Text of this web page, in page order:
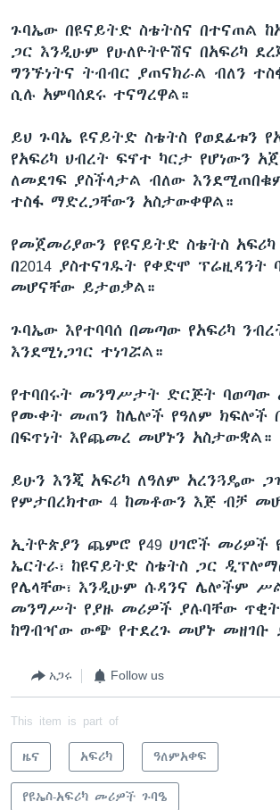
ጉባኤው በዩናይትድ ስቴትስና በተናጠል
ጋር እንዲሁም የሁለዮትዮሽና በአፍሪካ
ግንኙነትና ትብብር ያጠናክራል ብለን
ሲሉ አምባሰደሩ ተናግረዋል።
ይህ ጉባኤ ዩናይትድ ስቴትስ የወደፊቱን
የአፍሪካ ህብረት ፍኖተ ካርታ የሆነውን
ለመደገፍ ያስችላታል ብለው
ተስፋ ማድረጋቸውን አስታውቀዋል።
የመጀመሪያውን የዩናይትድ ስቴትስ
በ2014 ያስተናገዱት የቀድሞ ፕሬዚዳንት
መሆናቸው ይታወቃል።
ጉባኤው እየተባባሰ በመጣው የአፍሪካ
እንደሚነጋገር ተነገሯል።
የተባበሩት መንግሥታት ድርጅት ባወጣው
የሙቀት መጠን ከሌሎች የዓለም ክፍሎች
በፍጥነት እየጨመረ መሆኑን አስታውቋል።
ይሁን እንጂ አፍሪካ ለዓለም አረንጓዴው
የምታበረክተው 4 ከመቶውን እጅ ብቻ
ኢትዮጵያን ጨምሮ የ49 ሀገሮች መሪዎች
ኤርትራ፣ ከዩናይትድ ስቴትስ ጋር
የሌላቸው፣ እንዲሁም ሱዳንና ሌሎችም
መንግሥት የያዙ መሪዎች ያሉባቸው ጥቂት
ከግብዣው ውጭ የተደረጉ መሆኑ መዘገቡ
አጋሩ Follow us
This item is part of
ዜና አፍሪካ ዓለምአቀፍ
የዩኤስ-አፍሪካ መሪዎች ጉባዔ